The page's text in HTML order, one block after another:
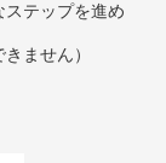
テップを進め
ません）